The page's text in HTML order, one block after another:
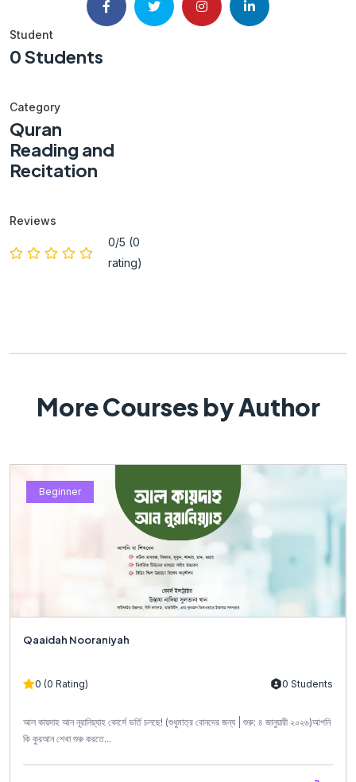
Student
0 Students
Category
Quran
Reading and
Recitation
Reviews
0/5 (0
rating)
More Courses by Author
Beginner
Qaaidah Nooraniyah
0 (0 Rating) 0 Students
আল কায়দাহ আন নূরানিয়্যাহ কোর্সে ভর্তি চলছে! (শুধুমাত্র বোনদের জন্য | শুরু: ৪ জানুয়ারী ২০২৬)আপনি
কি কুরআন শেখা শুরু করতে...